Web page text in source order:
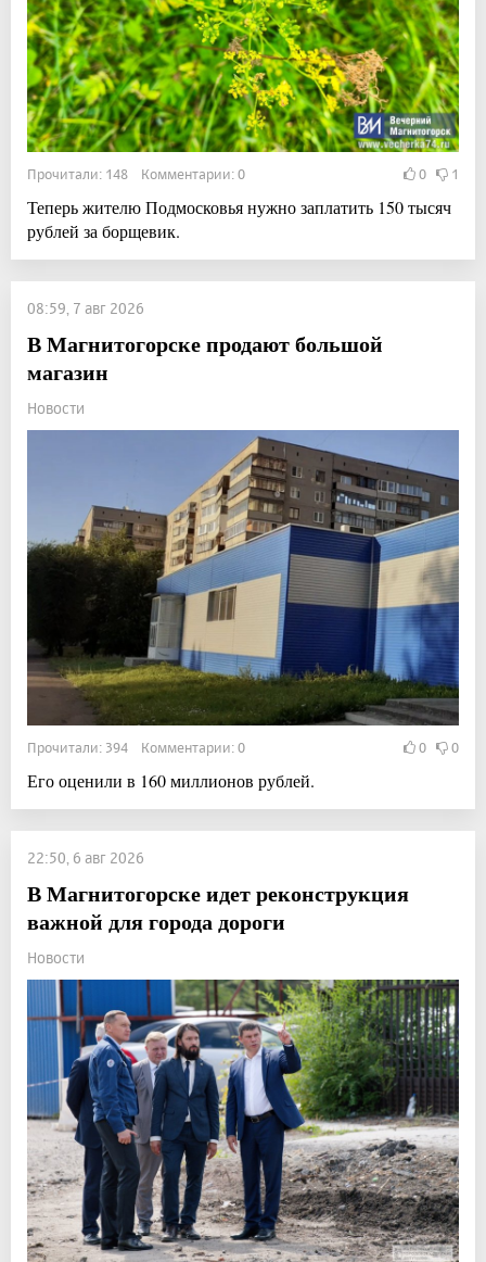
Прочитали: 148 Комментарии: 0 0 1
Теперь жителю Подмосковья нужно заплатить 150 тысяч
рублей за борщевик.
08:59, 7 авг 2026
В Магнитогорске продают большой
магазин
Новости
Прочитали: 394 Комментарии: 0 0 0
Его оценили в 160 миллионов рублей.
22:50, 6 авг 2026
В Магнитогорске идет реконструкция
важной для города дороги
Новости